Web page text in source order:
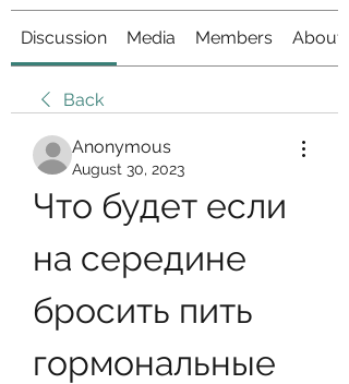
Discussion Media Members About
Back
Anonymous
August 30, 2023
Что будет если
на середине
бросить пить
гормональные